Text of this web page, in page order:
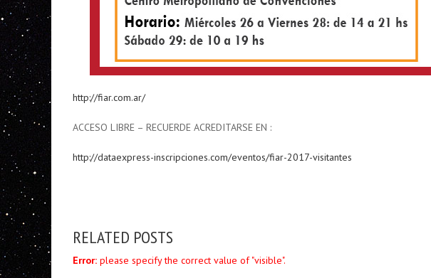
http://fiar.com.ar/
ACCESO LIBRE – RECUERDE ACREDITARSE EN :
http://dataexpress-inscripciones.com/eventos/fiar-2017-visitantes
RELATED POSTS
Error: please specify the correct value of "visible".